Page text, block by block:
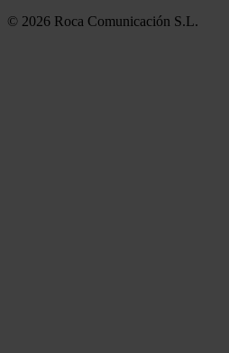
© 2026 Roca Comunicación S.L.